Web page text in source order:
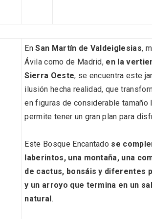
EnSan Martín de Valdeiglesias,
Ávila como de Madrid, en la
Sierra Oeste, se encuentra este
ilusión hecha realidad, que
en figuras de considerable tamaño
permite tener un gran plan para
Este Bosque Encantado se
laberintos, una montaña, una
de cactus, bonsáis y diferentes
y un arroyo que termina en un
natural.
nocturno por
IGP
triunfó
2026